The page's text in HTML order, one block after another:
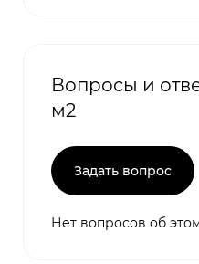
Вопросы и
м2
Задать вопрос
Нет вопросов об